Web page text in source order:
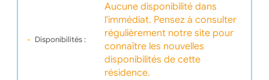
Disponibilités :
Aucune disponibilité dans
l'immédiat. Pensez à consulter
régulièrement notre site pour
connaître les nouvelles
disponibilités de cette
résidence.